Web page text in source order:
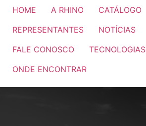
HOME A RHINO
CATÁLOGO
REPRESENTANTES
NOTÍCIAS
FALE CONOSCO
TECNOLOGIAS
ONDE ENCONTRAR